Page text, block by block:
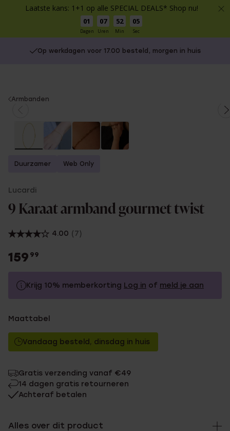
Laatste kans: 1+1 op alle SPECIAL DEALS* Shop nu!
01
Dagen
07
Uren
52
Min
05
Sec
Op werkdagen voor 17.00 besteld, morgen in huis
You
here:
Armbanden
Duurzamer Web Only
Lucardi
9 Karaat armband gourmet twist
4.00 (7)
159 99
Krijg 10% memberkorting Log in of meld je aan
Zonder memberkorting
Maattabel
Vandaag besteld, dinsdag in huis
Gratis verzending vanaf €49
14 dagen gratis retourneren
Achteraf betalen
Alles over dit product